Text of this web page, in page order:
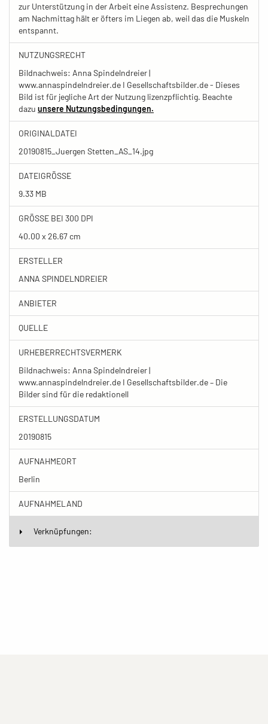
zur Unterstützung in der Arbeit eine Assistenz. Besprechungen
am Nachmittag hält er öfters im Liegen ab, weil das die Muskeln
entspannt.
NUTZUNGSRECHT
Bildnachweis: Anna Spindelndreier |
www.annaspindelndreier.de I Gesellschaftsbilder.de - Dieses
Bild ist für jegliche Art der Nutzung lizenzpflichtig. Beachte
dazu unsere Nutzungsbedingungen.
ORIGINALDATEI
20190815_Juergen Stetten_AS_14.jpg
DATEIGRÖSSE
9.33 MB
GRÖSSE BEI 300 DPI
40.00 x 26.67 cm
ERSTELLER
ANNA SPINDELNDREIER
ANBIETER
QUELLE
URHEBERRECHTSVERMERK
Bildnachweis: Anna Spindelndreier |
www.annaspindelndreier.de I Gesellschaftsbilder.de – Die
Bilder sind für die redaktionell
ERSTELLUNGSDATUM
20190815
AUFNAHMEORT
Berlin
AUFNAHMELAND
Verknüpfungen: